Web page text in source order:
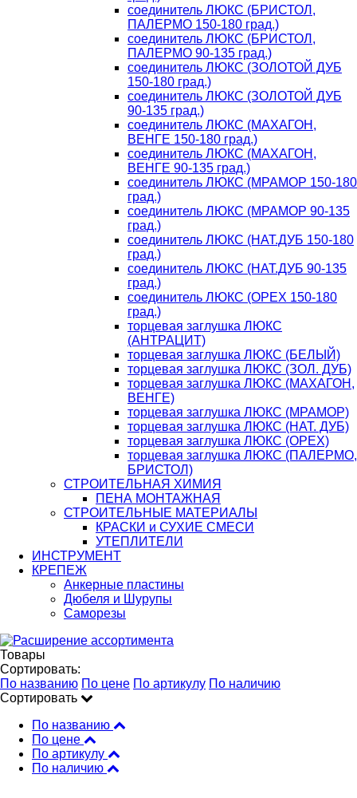
соединитель ЛЮКС (БРИСТОЛ,
ПАЛЕРМО 150-180 град.)
соединитель ЛЮКС (БРИСТОЛ,
ПАЛЕРМО 90-135 град.)
соединитель ЛЮКС (ЗОЛОТОЙ ДУБ
150-180 град.)
соединитель ЛЮКС (ЗОЛОТОЙ ДУБ
90-135 град.)
соединитель ЛЮКС (МАХАГОН,
ВЕНГЕ 150-180 град.)
соединитель ЛЮКС (МАХАГОН,
ВЕНГЕ 90-135 град.)
соединитель ЛЮКС (МРАМОР 150-180
град.)
соединитель ЛЮКС (МРАМОР 90-135
град.)
соединитель ЛЮКС (НАТ.ДУБ 150-180
град.)
соединитель ЛЮКС (НАТ.ДУБ 90-135
град.)
соединитель ЛЮКС (ОРЕХ 150-180
град.)
торцевая заглушка ЛЮКС
(АНТРАЦИТ)
торцевая заглушка ЛЮКС (БЕЛЫЙ)
торцевая заглушка ЛЮКС (ЗОЛ. ДУБ)
торцевая заглушка ЛЮКС (МАХАГОН,
ВЕНГЕ)
торцевая заглушка ЛЮКС (МРАМОР)
торцевая заглушка ЛЮКС (НАТ. ДУБ)
торцевая заглушка ЛЮКС (ОРЕХ)
торцевая заглушка ЛЮКС (ПАЛЕРМО,
БРИСТОЛ)
СТРОИТЕЛЬНАЯ ХИМИЯ
ПЕНА МОНТАЖНАЯ
СТРОИТЕЛЬНЫЕ МАТЕРИАЛЫ
КРАСКИ и СУХИЕ СМЕСИ
УТЕПЛИТЕЛИ
ИНСТРУМЕНТ
КРЕПЕЖ
Анкерные пластины
Дюбеля и Шурупы
Саморезы
Товары
Сортировать:
По названию По цене По артикулу По наличию
Сортировать
По названию
По цене
По артикулу
По наличию